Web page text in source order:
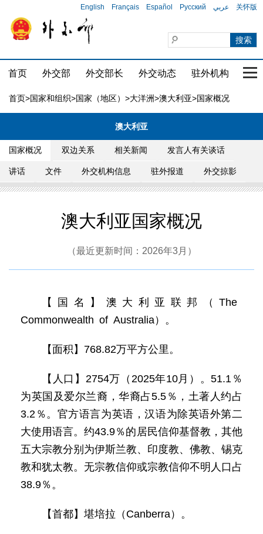
English Français Español Русский عربي 关怀版
首页 外交部 外交部长 外交动态 驻外机构 国
首页>国家和组织>国家（地区） >大洋洲>澳大利亚>国家概况
澳大利亚
国家概况 双边关系 相关新闻 发言人有关谈话
讲话 文件 外交机构信息 驻外报道 外交掠影
澳大利亚国家概况
（最近更新时间：2026年3月）
【国名】澳大利亚联邦（The
Commonwealth of Australia）。
【面积】768.82万平方公里。
【人口】2754万（2025年10月）。51.1％
为英国及爱尔兰裔，华裔占5.5％，土著人约占
3.2％。官方语言为英语，汉语为除英语外第二
大使用语言。约43.9％的居民信仰基督教，其他
五大宗教分别为伊斯兰教、印度教、佛教、锡克
教和犹太教。无宗教信仰或宗教信仰不明人口占
38.9％。
【首都】堪培拉（Canberra）。